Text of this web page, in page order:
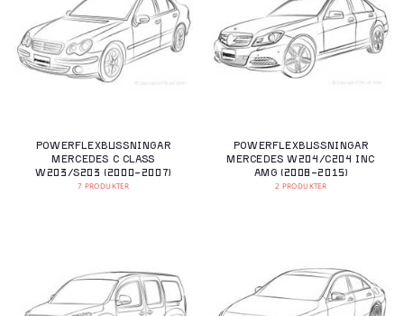
POWERFLEXBUSSNINGAR
MERCEDES C CLASS
W203/S203 (2000-2007)
7 PRODUKTER
POWERFLEXBUSSNINGAR
MERCEDES W204/C204 INC
AMG (2008-2015)
2 PRODUKTER